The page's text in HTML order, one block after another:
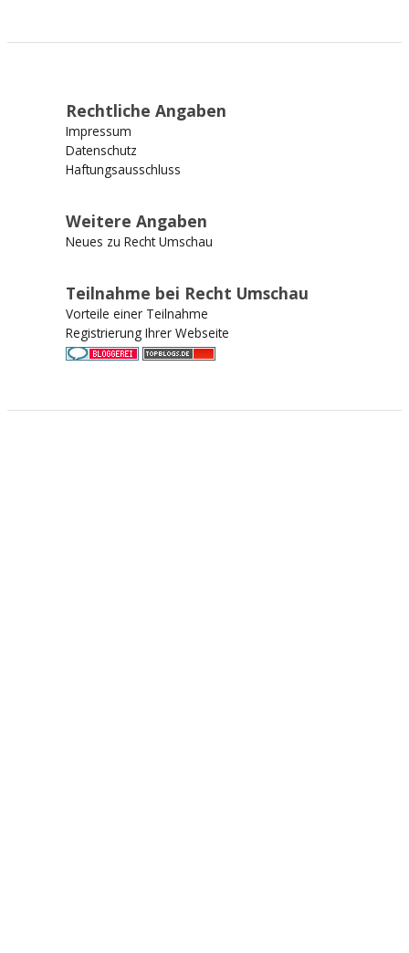
Rechtliche Angaben
Impressum
Datenschutz
Haftungsausschluss
Weitere Angaben
Neues zu Recht Umschau
Teilnahme bei Recht Umschau
Vorteile einer Teilnahme
Registrierung Ihrer Webseite